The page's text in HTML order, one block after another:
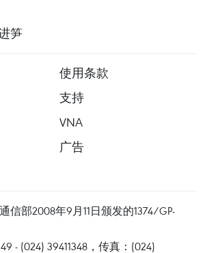
笋
使用条款
支持
VNA
广告
信部2008年9月11日颁发的1374/GP-
- (024) 39411348，传真：(024)